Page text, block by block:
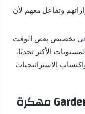
وتفاعل معهم لأن
في تخصيص بعض الوقت
الأكثر تحديًا،
الاستراتيجيات